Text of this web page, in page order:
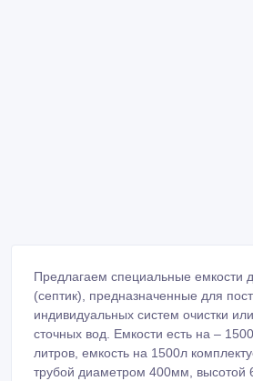
Предлагаем специальные емкости
(септик), предназначенные для
индивидуальных систем очистки
сточных вод. Емкости есть на –
литров, емкость на 1500л
трубой диаметром 400мм, высотой